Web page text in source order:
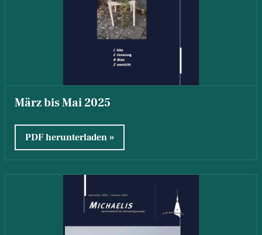
März bis Mai 2025
PDF herunterladen